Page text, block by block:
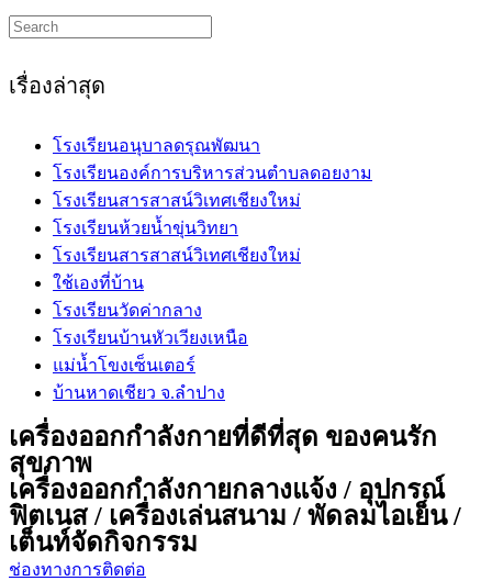
Search
this
เรื่องล่าสุด
โรงเรียนอนุบาลดรุณพัฒนา
โรงเรียนองค์การบริหารส่วนตำบลดอยงาม
โรงเรียนสารสาสน์วิเทศเชียงใหม่
โรงเรียนห้วยน้ำขุ่นวิทยา
โรงเรียนสารสาสน์วิเทศเชียงใหม่
ใช้เองที่บ้าน
โรงเรียนวัดค่ากลาง
โรงเรียนบ้านหัวเวียงเหนือ
แม่น้ำโขงเซ็นเตอร์
บ้านหาดเชียว จ.ลำปาง
เครื่องออกกำลังกายที่ดีที่สุด ของคนรัก
สุขภาพ
เครื่องออกกำลังกายกลางแจ้ง / อุปกรณ์
ฟิตเนส / เครื่องเล่นสนาม / พัดลมไอเย็น /
เต็นท์จัดกิจกรรม
ช่องทางการติดต่อ